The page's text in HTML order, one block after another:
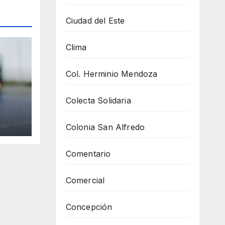
Ciudad del Este
Clima
Col. Herminio Mendoza
Colecta Solidaria
Colonia San Alfredo
Comentario
Comercial
Concepción